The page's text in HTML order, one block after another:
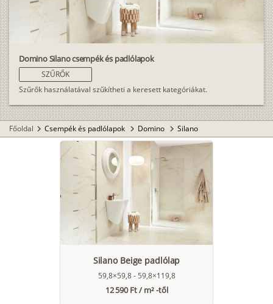
Domino Silano csempék és padlólapok
SZŰRŐK
Szűrők használatával szűkítheti a keresett kategóriákat.
Főoldal chevron_right Csempék és padlólapok chevron_right Domino chevron_right Silano
Silano Beige padlólap
59,8×59,8 - 59,8×119,8
12 590 Ft / m² -től